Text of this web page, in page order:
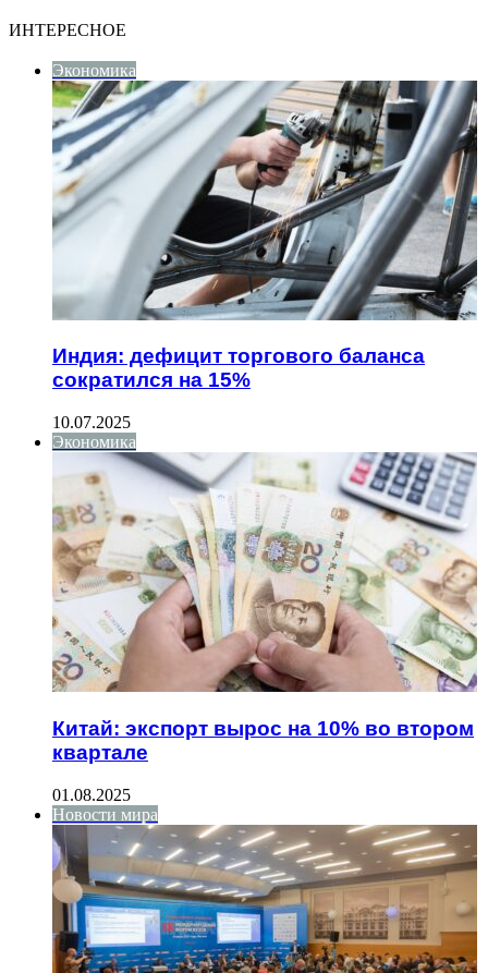
ИНТЕРЕСНОЕ
Экономика
Индия: дефицит торгового баланса
сократился на 15%
10.07.2025
Экономика
Китай: экспорт вырос на 10% во втором
квартале
01.08.2025
Новости мира